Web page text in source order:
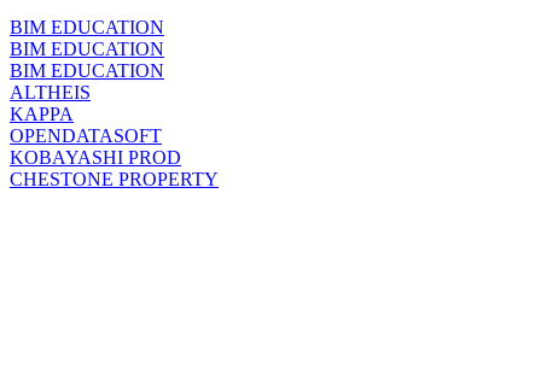
BIM EDUCATION
BIM EDUCATION
BIM EDUCATION
ALTHEIS
KAPPA
OPENDATASOFT
KOBAYASHI PROD
CHESTONE PROPERTY